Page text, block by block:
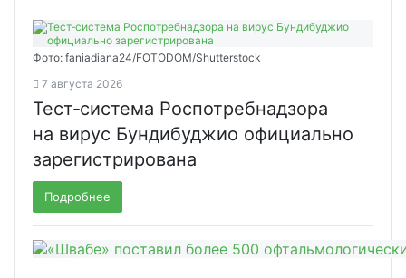
Фото: faniadiana24/FOTODOM/Shutterstock
7 августа 2026
Тест‑система Роспотребнадзора
на вирус Бундибуджио официально
зарегистрирована
Подробнее